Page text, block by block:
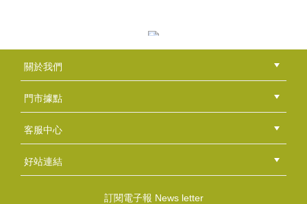
風格皂章~A011 Milk
關於我們
公司簡介
品牌故事
最新消息
隱私權聲明
版權聲明
門市據點
總部
北區
中區
南區
東區
海外
客服中心
會員等級
購物流程
訂單查詢
常見問題
海外訂購流程
連絡我們
下載專區
紅利點數
好站連結
訂閱電子報 News letter